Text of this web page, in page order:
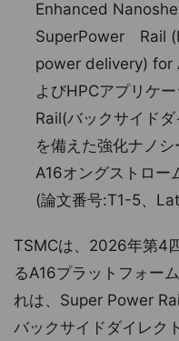
Enhanced
SuperPower Rail
power delivery) for
よびHPCアプリケ
Rail(バックサイド
を備えた強化ナノ
A16オングストロー
(論文番号:T1-5、
TSMCは、2026年第4
るA16プラットフォー
れは、Super Power
バックサイドダイレク